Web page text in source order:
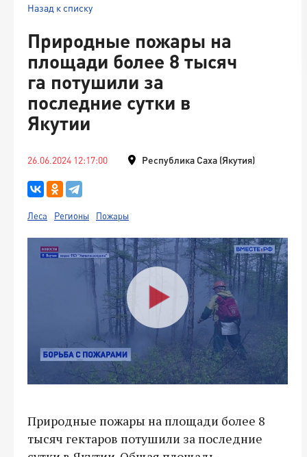
Назад к списку
Природные пожары на
площади более 8 тысяч
га потушили за
последние сутки в
Якутии
26.06.2024 12:17:00 Республика Саха (Якутия)
Леса Регионы Пожары
Природные пожары на площади более 8
тысяч гектаров потушили за последние